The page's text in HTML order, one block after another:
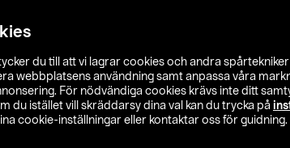
du till att vi lagrar cookies och andra
webbplatsens användning samt anpassa våra
För nödvändiga cookies krävs inte ditt
du istället vill skräddarsy dina val kan du trycka på
cookie-inställningar eller kontaktar oss för guidning.